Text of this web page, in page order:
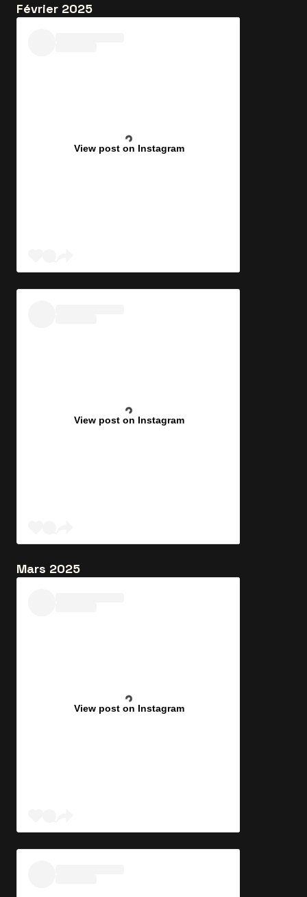
Février 2025
View post on Instagram
View post on Instagram
Mars 2025
View post on Instagram